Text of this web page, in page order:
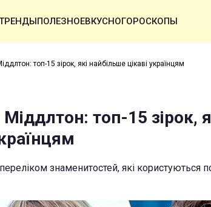
ПОЛЕЗНОЕВКУСНОГОРОСКОПЫ
топ-15 зірок, які найбільше цікаві українцям
топ-15 зірок,
знаменитостей, які користуються